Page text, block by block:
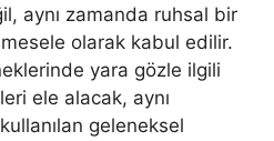
aynı zamanda ruhsal bir
olarak kabul edilir.
yara gözle ilgili
ele alacak, aynı
geleneksel